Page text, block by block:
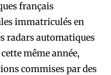
français
immatriculés en
radars automatiques
même année,
commises par des